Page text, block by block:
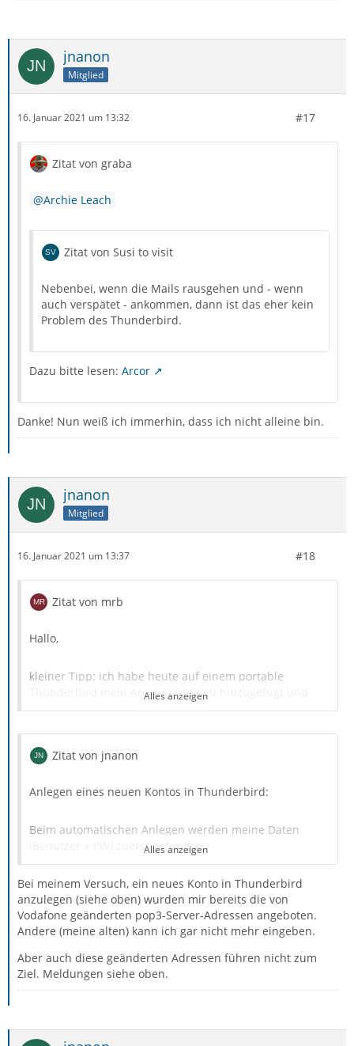
jnanon
Mitglied
16. Januar 2021 um 13:32 #17
Zitat von graba
Archie Leach
Zitat von Susi to visit
Nebenbei, wenn die Mails rausgehen und - wenn
auch verspätet - ankommen, dann ist das eher kein
Problem des Thunderbird.
Dazu bitte lesen: Arcor
Danke! Nun weiß ich immerhin, dass ich nicht alleine bin.
jnanon
Mitglied
16. Januar 2021 um 13:37 #18
Zitat von mrb
Hallo,
kleiner Tipp: ich habe heute auf einem portable
Thunderbird mein Arcor.Konto neu hinzugefügt und
war überrascht, dass der Servername anders heißt,
SSL/TSL Port 993
Authentifizierungsmethode: Passwort normal
Entsprechend für POP
SSL/TLS Port 995
Deine Mailadresse/Benutzername bleiben natürlich die
mit @arcor.de
Alles anzeigen
Zitat von jnanon
Anlegen eines neuen Kontos in Thunderbird:
Beim automatischen Anlegen werden meine Daten
(Benutzer + PW) zuerst gefunden,
(Anzeige: “Einstellungen wurden bei Ihrem Anbieter des
E-Mail-Diensts gefunden”).
Nach dem Bestätigen mit Fertig, kommt die Anzeige:
“Anmeldung auf dem Server fehlgeschlagen. Evtl. Sind
Konfiguration, Benutzername oder Password nicht
Alles anzeigen
Bei meinem Versuch, ein neues Konto in Thunderbird
anzulegen (siehe oben) wurden mir bereits die von
Vodafone geänderten pop3-Server-Adressen angeboten.
Andere (meine alten) kann ich gar nicht mehr eingeben.
Aber auch diese geänderten Adressen führen nicht zum
Ziel. Meldungen siehe oben.